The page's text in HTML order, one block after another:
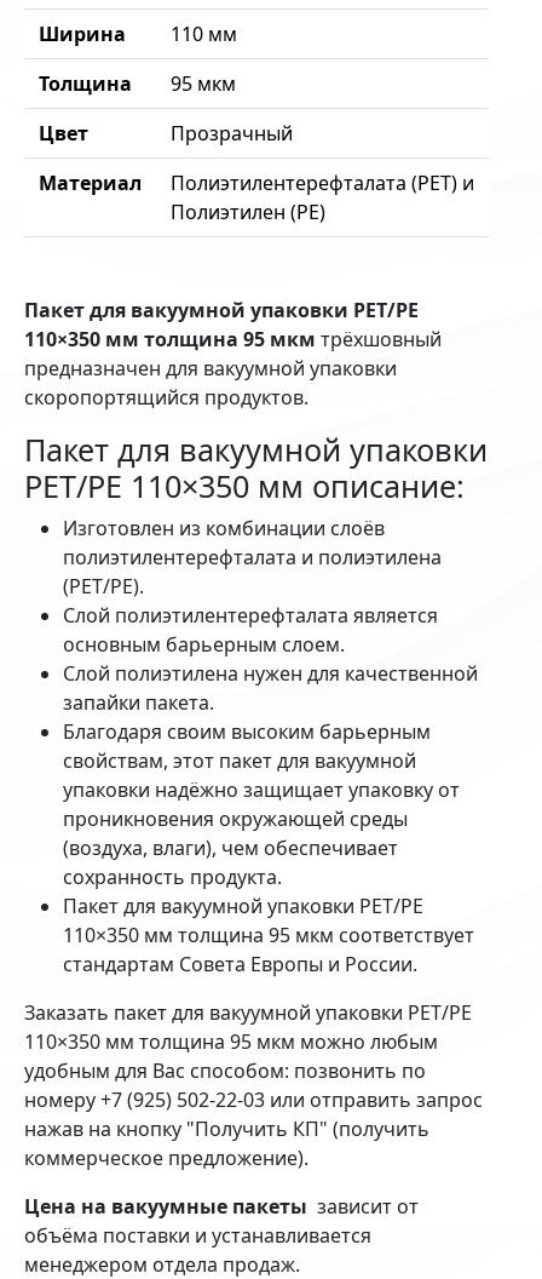
Ширина
110 мм
Толщина
95 мкм
Цвет
Прозрачный
Материал
Полиэтилентерефталата (PET) и
Полиэтилен (PE)
Пакет для вакуумной упаковки PET/PE
110×350 мм толщина 95 мкм трёхшовный
предназначен для вакуумной упаковки
скоропортящийся продуктов.
Пакет для вакуумной упаковки
PET/PE 110×350 мм описание:
Изготовлен из комбинации слоёв
полиэтилентерефталата и полиэтилена
(PET/PE).
Слой полиэтилентерефталата является
основным барьерным слоем.
Слой полиэтилена нужен для качественной
запайки пакета.
Благодаря своим высоким барьерным
свойствам, этот пакет для вакуумной
упаковки надёжно защищает упаковку от
проникновения окружающей среды
(воздуха, влаги), чем обеспечивает
сохранность продукта.
Пакет для вакуумной упаковки PET/PE
110×350 мм толщина 95 мкм соответствует
стандартам Совета Европы и России.
Заказать пакет для вакуумной упаковки PET/PE
110×350 мм толщина 95 мкм можно любым
удобным для Вас способом: позвонить по
номеру +7 (925) 502-22-03 или отправить запрос
нажав на кнопку "Получить КП" (получить
коммерческое предложение).
Цена на вакуумные пакеты зависит от
объёма поставки и устанавливается
менеджером отдела продаж.